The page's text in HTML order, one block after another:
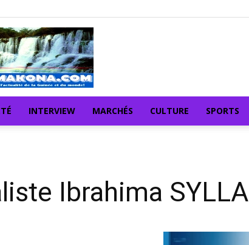
INTERVIEW MARCHÉS CULTURE SPORTS
Ibrahima SYLLA